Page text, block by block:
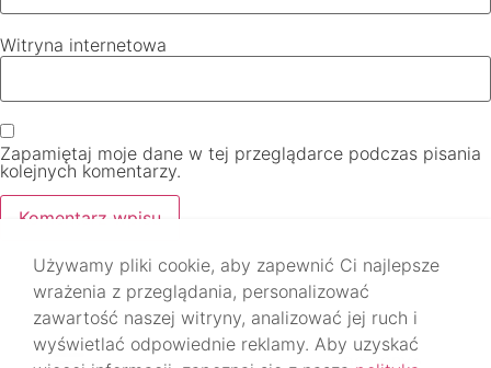
Witryna internetowa
Zapamiętaj moje dane w tej przeglądarce podczas pisania
kolejnych komentarzy.
DO GÓRY
Używamy pliki cookie, aby zapewnić Ci najlepsze
wrażenia z przeglądania, personalizować
zawartość naszej witryny, analizować jej ruch i
wyświetlać odpowiednie reklamy. Aby uzyskać